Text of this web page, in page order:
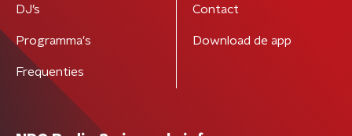
DJ’s
Programma's
Frequenties
Contact
Download de app